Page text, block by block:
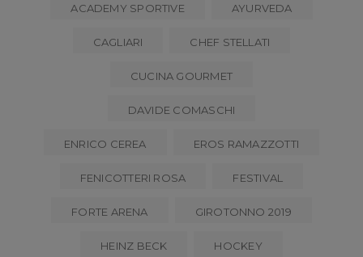
ACADEMY SPORTIVE AYURVEDA
CAGLIARI CHEF STELLATI
CUCINA GOURMET
DAVIDE COMASCHI
ENRICO CEREA EROS RAMAZZOTTI
FENICOTTERI ROSA FESTIVAL
FORTE ARENA GIROTONNO 2019
HEINZ BECK HOCKEY